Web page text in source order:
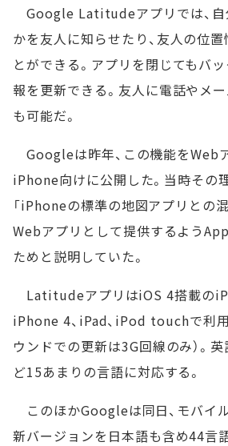
Google Latitudeアプリでは、自
かを友人に知らせたり、友人の位
とができる。アプリを閉じてもバ
報を更新できる。友人に電話やメ
も可能だ。
Googleは昨年、この機能をWeb
iPhone向けに公開した。当時その
「iPhoneの標準の地図アプリとの
Webアプリとして提供するよう
ためと説明していた。
LatitudeアプリはiOS 4搭載の
iPhone 4、iPad、iPod touchで利
ウンドでの更新は3G回線のみ）。
ど15あまりの言語に対応する。
このほかGoogleは同日、モバイ
新バージョンを日本語も含め44言